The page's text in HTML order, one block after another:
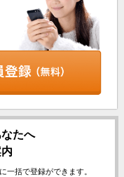
たへ
一括で登録ができます。